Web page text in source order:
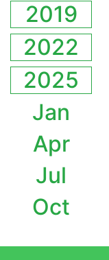
2019
2022
2025
Jan
Apr
Jul
Oct